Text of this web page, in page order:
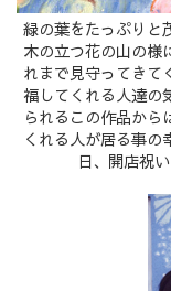
緑の葉をたっぷりと
木の立つ花の山の様
れまで見守ってきて
福してくれる人達の
られるこの作品から
くれる人が居る事
日、開店祝